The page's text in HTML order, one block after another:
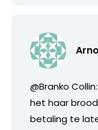
@Branko
het haar
betaling te